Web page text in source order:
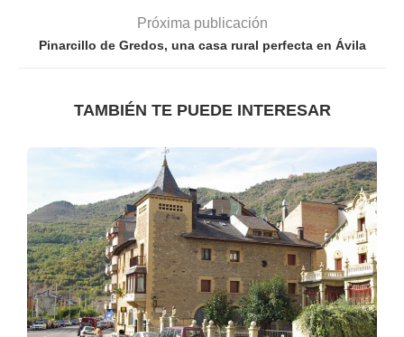
Próxima publicación
Pinarcillo de Gredos, una casa rural perfecta en Ávila
TAMBIÉN TE PUEDE INTERESAR